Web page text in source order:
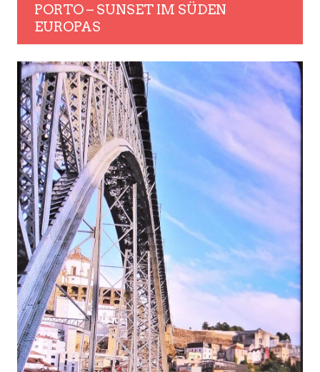
PORTO – SUNSET IM SÜDEN
EUROPAS